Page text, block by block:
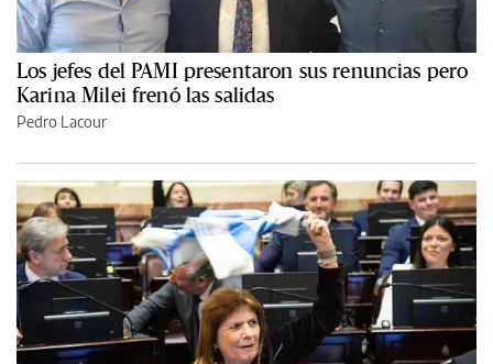
Los jefes del PAMI presentaron sus renuncias pero
Karina Milei frenó las salidas
Pedro Lacour